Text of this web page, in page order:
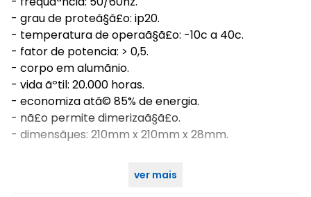
- grau de proteã§ã£o: ip20.
- temperatura de operaã§ã£o: -10c a 40c.
- fator de potencia: > 0,5.
- corpo em alumã­nio.
- vida ãºtil: 20.000 horas.
- economiza atã© 85% de energia.
- nã£o permite dimerizaã§ã£o.
- dimensãµes: 210mm x 210mm x 28mm.
ver mais